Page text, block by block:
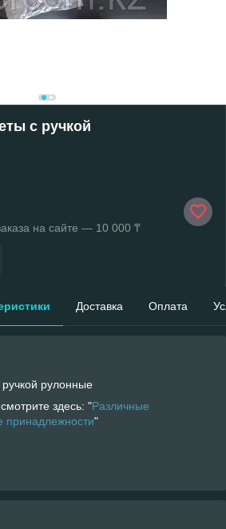
с ручкой
на сайте — 10 000 ₸
Доставка Оплата
рулонные
здесь: "Различные
принадлежности"